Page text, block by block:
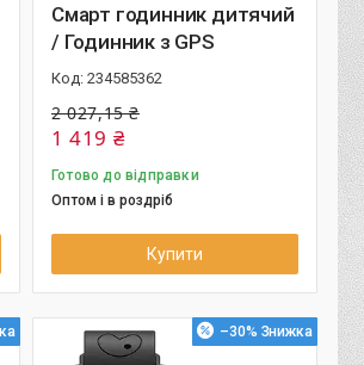
Смарт годинник дитячий
/ Годинник з GPS
234585362
2 027,15 ₴
1 419 ₴
Готово до відправки
Оптом і в роздріб
Купити
–30%